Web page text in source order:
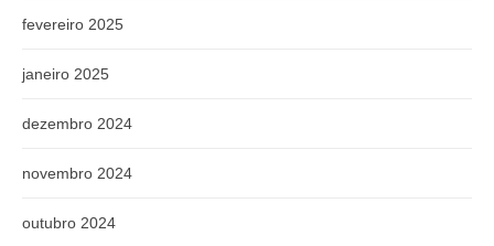
fevereiro 2025
janeiro 2025
dezembro 2024
novembro 2024
outubro 2024